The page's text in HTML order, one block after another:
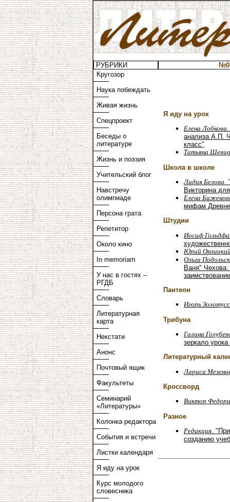
РУБРИКИ
Кругозор
Наука побеждать
Живая жизнь
Спецпроект
Беседы о
литературе
Жизнь и поэзия
Учительский блог
Навстречу
олимпиаде
Персона грата
Репетитор
Около кино
In memoriam
У нас в гостях –
РГДБ
Словарь
Литературная
карта
Некстати
Анонс
Почтовый ящик
Факультеты
Семинарий
«Литературы»
Колонка редактора
События и встречи
Листки календаря
Я иду на урок
Курс молодого
словесника
Я иду на урок
Елена Лобкова
анализа А.П.
класс"
Татьяна
Школа в школе
Лидия Белова
Викторина
Елена
мифам
Штудии
Иосиф
Юрий
Ольга
Ваня" Чехова:
Пантеон
Игорь
Трибуна
Галина
зеркало
Литературный
Лариса
Кроссворд
Виктор
Разное
Редакция .
созданию